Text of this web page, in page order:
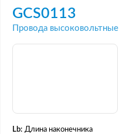
GCS0113
Провода высоковольтные
Lb: Длина наконечника